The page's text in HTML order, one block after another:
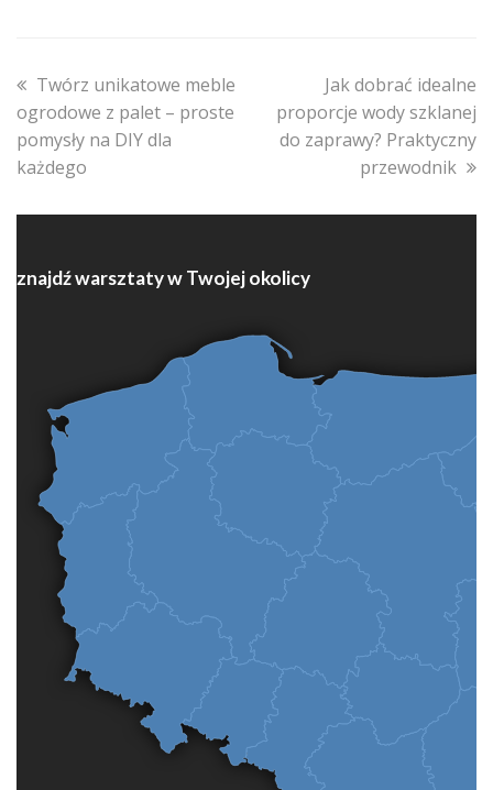
previous
post:
Twórz unikatowe meble
ogrodowe z palet – proste
pomysły na DIY dla
każdego
next
post:
Jak dobrać idealne
proporcje wody szklanej
do zaprawy? Praktyczny
przewodnik
znajdź warsztaty w Twojej okolicy